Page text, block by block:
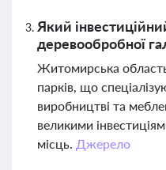
Який
деревообробної
Житомирська область
парків, що
виробництві та
великими
місць. Джерело